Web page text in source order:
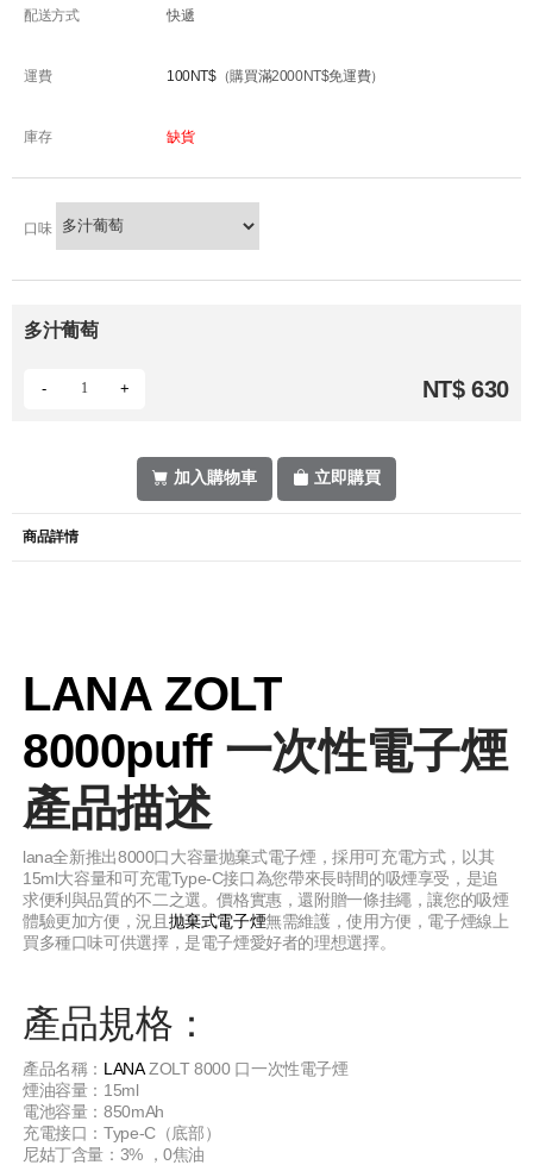
配送方式 快遞
運費 100NT$（購買滿2000NT$免運費）
庫存 缺貨
口味
多汁葡萄
- + NT$ 630
加入購物車 立即購買
商品詳情
LANA ZOLT
8000puff一次性電子煙
產品描述
lana全新推出8000口大容量抛棄式電子煙，採用可充電方式，以其
15ml大容量和可充電Type-C接口為您帶來長時間的吸煙享受，是追
求便利與品質的不二之選。價格實惠，還附贈一條挂繩，讓您的吸煙
體驗更加方便，況且拋棄式電子煙無需維護，使用方便，電子煙線上
買多種口味可供選擇，是電子煙愛好者的理想選擇。
產品規格：
產品名稱： LANAZOLT 8000 口一次性電子煙
煙油容量：15ml
電池容量：850mAh
充電接口：Type-C（底部）
尼姑丁含量：3% ，0焦油